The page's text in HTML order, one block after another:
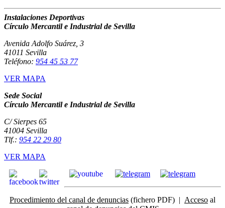
Instalaciones Deportivas
Círculo Mercantil e Industrial de Sevilla
Avenida Adolfo Suárez, 3
41011 Sevilla
Teléfono: 954 45 53 77
VER MAPA
Sede Social
Círculo Mercantil e Industrial de Sevilla
C/ Sierpes 65
41004 Sevilla
Tlf.: 954 22 29 80
VER MAPA
Procedimiento del canal de denuncias (fichero PDF) | Acceso al